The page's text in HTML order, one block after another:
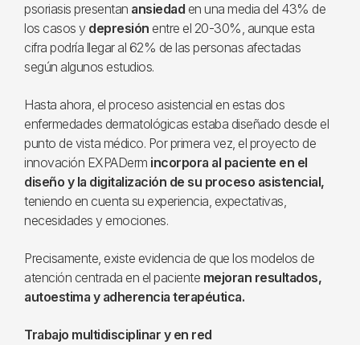
psoriasis presentan ansiedad en una media del 43% de
los casos y depresión entre el 20-30%, aunque esta
cifra podría llegar al 62% de las personas afectadas
según algunos estudios.
Hasta ahora, el proceso asistencial en estas dos
enfermedades dermatológicas estaba diseñado desde el
punto de vista médico. Por primera vez, el proyecto de
innovación EXPADerm incorpora al paciente en el
diseño y la digitalización de su proceso asistencial,
teniendo en cuenta su experiencia, expectativas,
necesidades y emociones.
Precisamente, existe evidencia de que los modelos de
atención centrada en el paciente mejoran resultados,
autoestima y adherencia terapéutica.
Trabajo multidisciplinar y en red